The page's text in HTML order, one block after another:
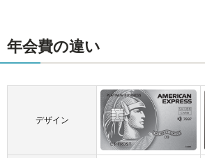
年会費の違い
デザイン